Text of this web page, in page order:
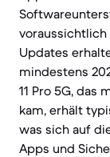
Updates
mindestens
11 Pro 5G, das
kam, erhält
was sich auf
Apps und